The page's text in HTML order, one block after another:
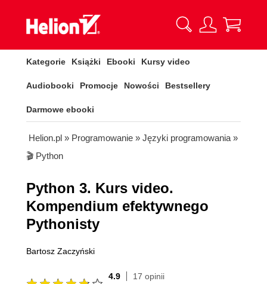
Kategorie Książki Ebooki Kursy video
Audiobooki Promocje Nowości Bestsellery
Darmowe ebooki
Helion.pl » Programowanie » Języki programowania »
🎬 Python
Python 3. Kurs video.
Kompendium efektywnego
Pythonisty
Bartosz Zaczyński
4.9 17 opinii